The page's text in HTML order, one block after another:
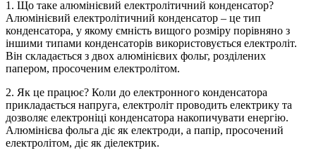
1. Що таке алюмінієвий електролітичний конденсатор?
Алюмінієвий електролітичний конденсатор – це тип
конденсатора, у якому ємність вищого розміру порівняно з
іншими типами конденсаторів використовується електроліт.
Він складається з двох алюмінієвих фольг, розділених
папером, просоченим електролітом.
2. Як це працює? Коли до електронного конденсатора
прикладається напруга, електроліт проводить електрику та
дозволяє електроніці конденсатора накопичувати енергію.
Алюмінієва фольга діє як електроди, а папір, просочений
електролітом, діє як діелектрик.